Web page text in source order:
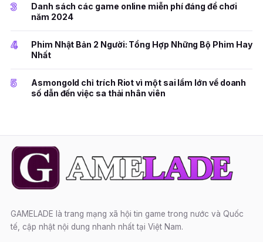
3
Danh sách các game online miễn phí đáng để chơi
năm 2024
4
Phim Nhật Bản 2 Người: Tổng Hợp Những Bộ Phim Hay
Nhất
5
Asmongold chỉ trích Riot vì một sai lầm lớn về doanh
số dẫn đến việc sa thải nhân viên
GAMELADE là trang mạng xã hội tin game trong nước và Quốc
tế, cập nhật nội dung nhanh nhất tại Việt Nam.